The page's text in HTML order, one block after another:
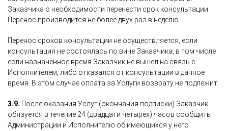
Заказчика о необходимости перенести срок консультации.
Перенос производится не более двух раз в неделю.
Перенос сроков консультации не осуществляется, если
консультация не состоялась по вине Заказчика, в том числе
если назначенное время Заказчик не вышел на связь с
Исполнителем, либо отказался от консультации в данное
время. В этом случае оплата за Услуги возврату не подлежит.
3.9. После оказания Услуг (окончания подписки) Заказчик
обязуется в течение 24 (двадцати четырех) часов сообщить
Администрации и Исполнителю об имеющихся у него